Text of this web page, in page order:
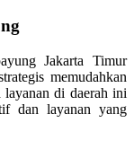
Jakarta Timur
memudahkan
layanan di daerah ini
dan layanan yang